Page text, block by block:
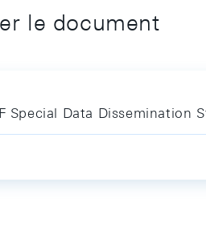
le document
Special Data Dissemination